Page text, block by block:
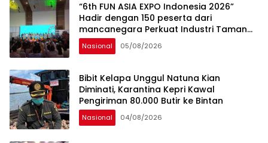
“6th FUN ASIA EXPO Indonesia 2026”
Hadir dengan 150 peserta dari
mancanegara Perkuat Industri Taman
Rekreasi dan Ekosistem Pariwisata di
Tanah Air
Nasional 05/08/2026
Bibit Kelapa Unggul Natuna Kian
Diminati, Karantina Kepri Kawal
Pengiriman 80.000 Butir ke Bintan
Nasional 04/08/2026